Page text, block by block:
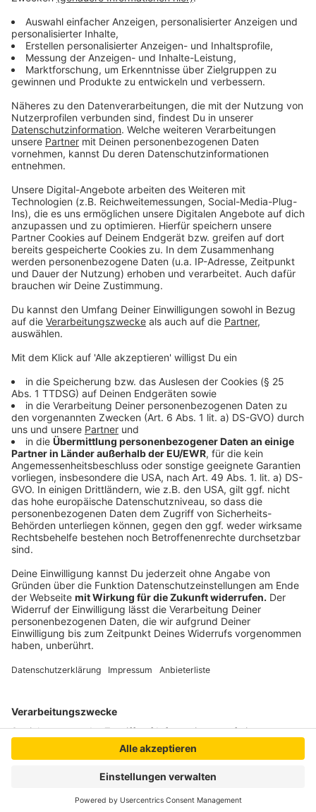
man im Interview sofort.
YouNotUs selbst sind schon seit Jahren erfolgreich.
"Supergirl", "Please tell Rosie" oder aktuell "Narcotic".
Die beiden DJs liefern ohne Ende Hits ab. Ob es neben
Singles und EPs aber auch mal ein Album geben wird,
lassen sie noch etwas offen. "Der Gedanke ist auf
jeden Fall da, aber es muss auch alles stimmen (…) wir
wollen uns den Zeitpunkt des Debütalbums
heilighalten, weil ein Debütalbum macht man nur
einmal und wir warten lieber bis wir schon ein Best Of
Album rausbringen können (…)", und wieder wird laut
durcheinander gelacht.
Anzeige
Wir benötigen Ihre
Zustimmung, um den YouTube
Wir verwenden einen Service eines
Drittanbieters, um Videoinhalte
einzubetten. Dieser Service kann
Daten zu Ihren Aktivitäten
sammeln. Bitte lesen Sie die
Details durch und stimmen Sie der
Nutzung des Service zu, um dieses
Video anzusehen.
Mehr Informationen
Akzeptieren
powered byUsercentrics Consent
Management Platform
YouNotUs & Kelvin Jones - Seventeen (Official Lyric
Video)
Anzeige